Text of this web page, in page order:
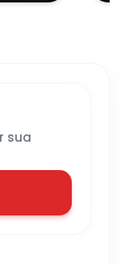
sua